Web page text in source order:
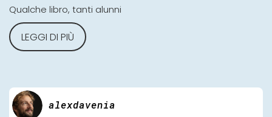
Qualche libro, tanti alunni
LEGGI DI PIÙ
alexdavenia